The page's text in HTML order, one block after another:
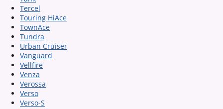
Tercel
Touring HiAce
TownAce
Tundra
Urban Cruiser
Vanguard
Vellfire
Venza
Verossa
Verso
Verso-S